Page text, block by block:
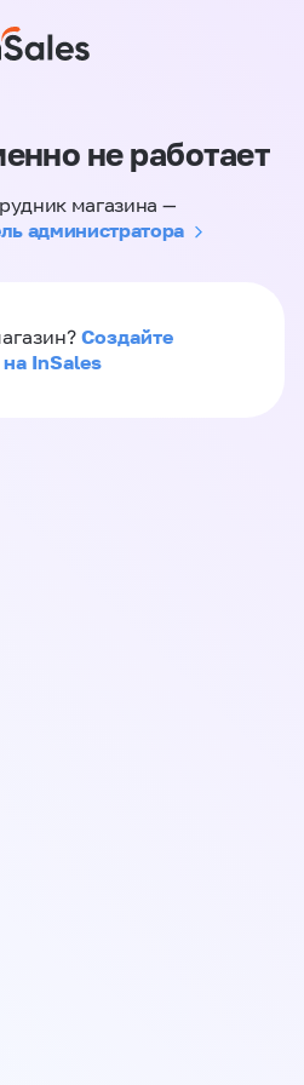
не работает
магазина —
администратора
Создайте
InSales